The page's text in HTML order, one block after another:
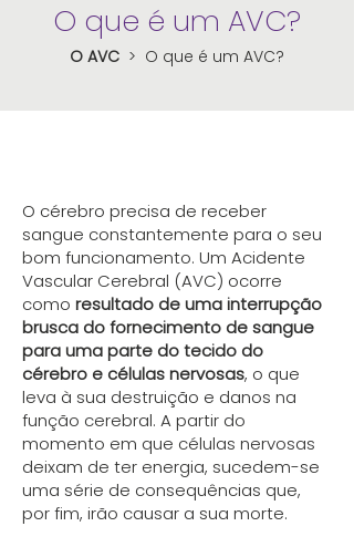
O que é um AVC?
O AVC > O que é um AVC?
O cérebro precisa de receber
sangue constantemente para o seu
bom funcionamento. Um Acidente
Vascular Cerebral (AVC) ocorre
como resultado de uma interrupção
brusca do fornecimento de sangue
para uma parte do tecido do
cérebro e células nervosas, o que
leva à sua destruição e danos na
função cerebral. A partir do
momento em que células nervosas
deixam de ter energia, sucedem-se
uma série de consequências que,
por fim, irão causar a sua morte.